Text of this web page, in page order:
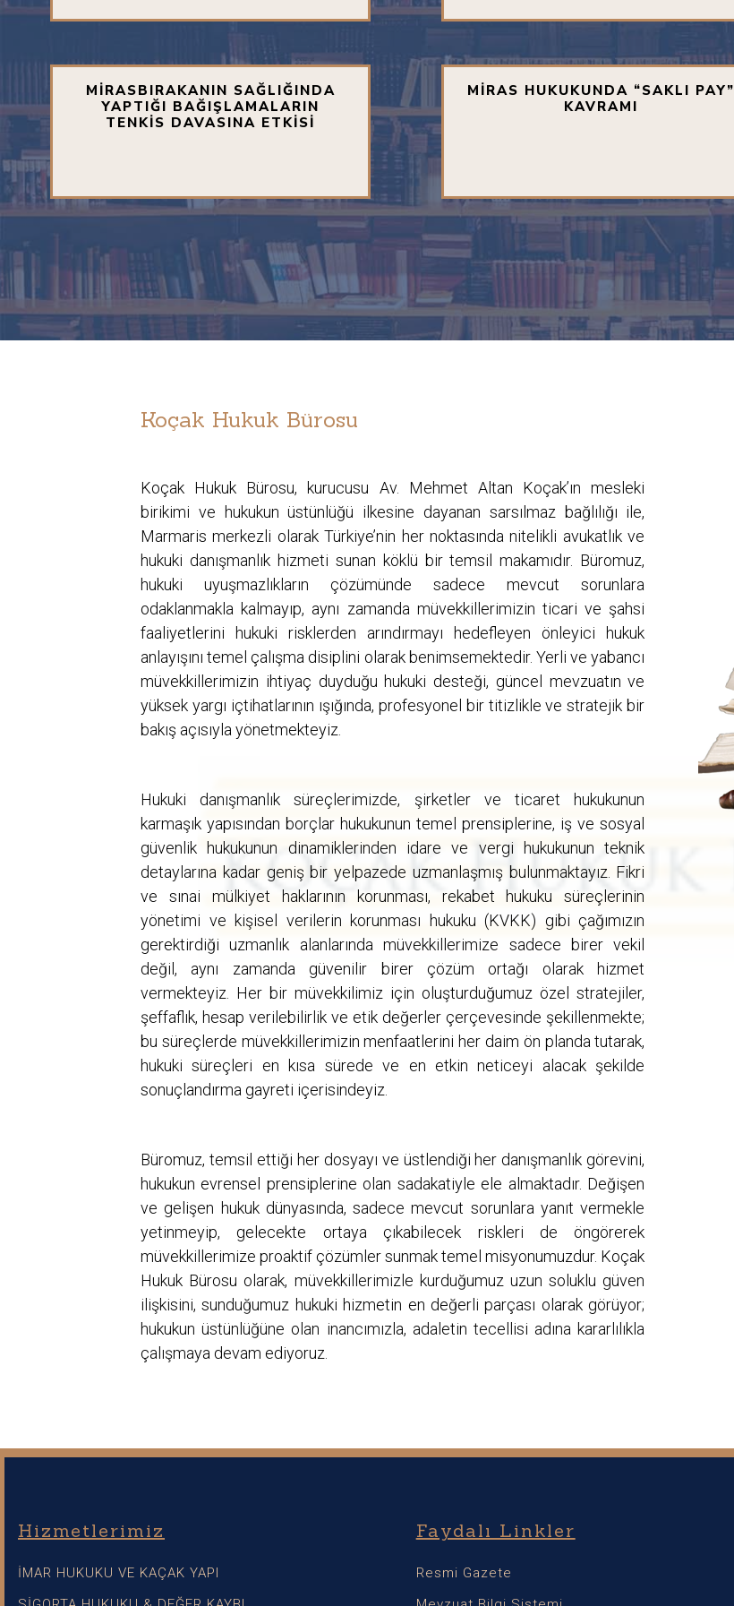
MİRASBIRAKANIN SAĞLIĞINDA
YAPTIĞI BAĞIŞLAMALARIN
TENKİS DAVASINA ETKİSİ
MİRAS HUKUKUNDA “SAKLI PAY”
KAVRAMI
Koçak Hukuk Bürosu
Koçak Hukuk Bürosu, kurucusu Av. Mehmet Altan Koçak’ın mesleki
birikimi ve hukukun üstünlüğü ilkesine dayanan sarsılmaz bağlılığı ile,
Marmaris merkezli olarak Türkiye’nin her noktasında nitelikli avukatlık ve
hukuki danışmanlık hizmeti sunan köklü bir temsil makamıdır. Büromuz,
hukuki uyuşmazlıkların çözümünde sadece mevcut sorunlara
odaklanmakla kalmayıp, aynı zamanda müvekkillerimizin ticari ve şahsi
faaliyetlerini hukuki risklerden arındırmayı hedefleyen önleyici hukuk
anlayışını temel çalışma disiplini olarak benimsemektedir. Yerli ve yabancı
müvekkillerimizin ihtiyaç duyduğu hukuki desteği, güncel mevzuatın ve
yüksek yargı içtihatlarının ışığında, profesyonel bir titizlikle ve stratejik bir
bakış açısıyla yönetmekteyiz.
Hukuki danışmanlık süreçlerimizde, şirketler ve ticaret hukukunun
karmaşık yapısından borçlar hukukunun temel prensiplerine, iş ve sosyal
güvenlik hukukunun dinamiklerinden idare ve vergi hukukunun teknik
detaylarına kadar geniş bir yelpazede uzmanlaşmış bulunmaktayız. Fikri
ve sınai mülkiyet haklarının korunması, rekabet hukuku süreçlerinin
yönetimi ve kişisel verilerin korunması hukuku (KVKK) gibi çağımızın
gerektirdiği uzmanlık alanlarında müvekkillerimize sadece birer vekil
değil, aynı zamanda güvenilir birer çözüm ortağı olarak hizmet
vermekteyiz. Her bir müvekkilimiz için oluşturduğumuz özel stratejiler,
şeffaflık, hesap verilebilirlik ve etik değerler çerçevesinde şekillenmekte;
bu süreçlerde müvekkillerimizin menfaatlerini her daim ön planda tutarak,
hukuki süreçleri en kısa sürede ve en etkin neticeyi alacak şekilde
sonuçlandırma gayreti içerisindeyiz.
Büromuz, temsil ettiği her dosyayı ve üstlendiği her danışmanlık görevini,
hukukun evrensel prensiplerine olan sadakatiyle ele almaktadır. Değişen
ve gelişen hukuk dünyasında, sadece mevcut sorunlara yanıt vermekle
yetinmeyip, gelecekte ortaya çıkabilecek riskleri de öngörerek
müvekkillerimize proaktif çözümler sunmak temel misyonumuzdur. Koçak
Hukuk Bürosu olarak, müvekkillerimizle kurduğumuz uzun soluklu güven
ilişkisini, sunduğumuz hukuki hizmetin en değerli parçası olarak görüyor;
hukukun üstünlüğüne olan inancımızla, adaletin tecellisi adına kararlılıkla
çalışmaya devam ediyoruz.
Hizmetlerimiz
İMAR HUKUKU VE KAÇAK YAPI
Faydalı Linkler
Resmi Gazete